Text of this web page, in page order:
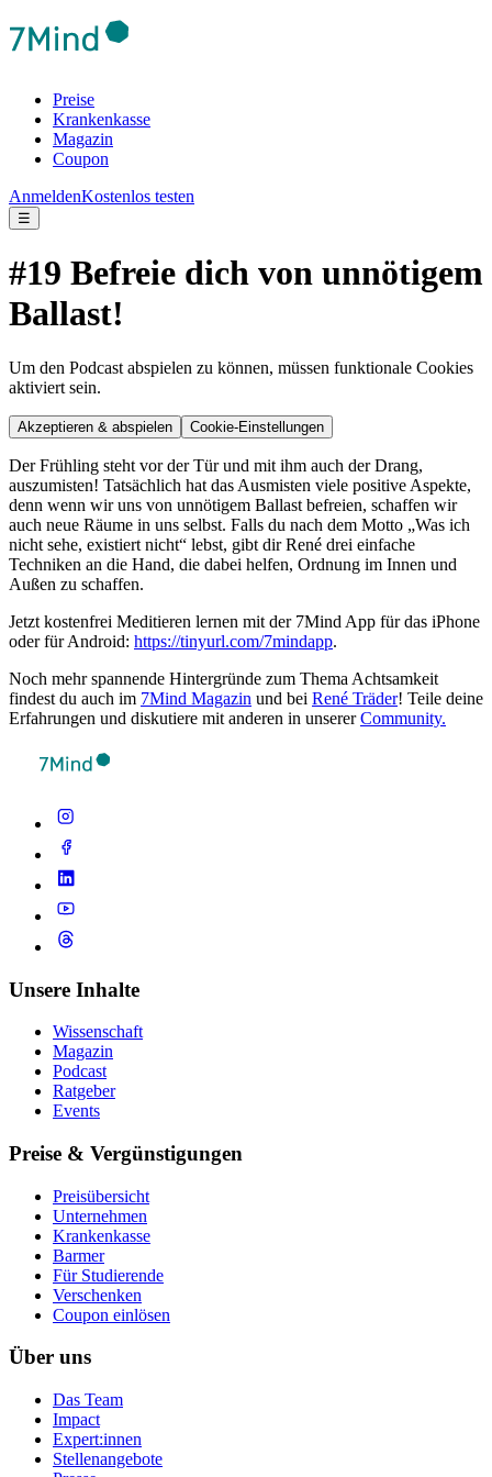
Preise
Krankenkasse
Magazin
Coupon
AnmeldenKostenlos testen
☰
#19 Befreie dich von unnötigem
Ballast!
Um den Podcast abspielen zu können, müssen funktionale Cookies
aktiviert sein.
Akzeptieren & abspielen Cookie-Einstellungen
Der Frühling steht vor der Tür und mit ihm auch der Drang,
auszumisten! Tatsächlich hat das Ausmisten viele positive Aspekte,
denn wenn wir uns von unnötigem Ballast befreien, schaffen wir
auch neue Räume in uns selbst. Falls du nach dem Motto „Was ich
nicht sehe, existiert nicht“ lebst, gibt dir René drei einfache
Techniken an die Hand, die dabei helfen, Ordnung im Innen und
Außen zu schaffen.
Jetzt kostenfrei Meditieren lernen mit der 7Mind App für das iPhone
oder für Android: https://tinyurl.com/7mindapp.
Noch mehr spannende Hintergründe zum Thema Achtsamkeit
findest du auch im 7Mind Magazin und bei René Träder! Teile deine
Erfahrungen und diskutiere mit anderen in unsererCommunity.
Unsere Inhalte
Wissenschaft
Magazin
Podcast
Ratgeber
Events
Preise & Vergünstigungen
Preisübersicht
Unternehmen
Krankenkasse
Barmer
Für Studierende
Ver­schen­ken
Coupon einlösen
Über uns
Das Team
Impact
Expert:innen
Stellenangebote